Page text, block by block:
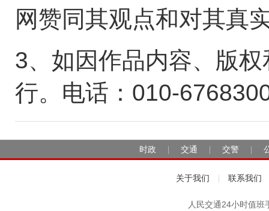
网赞同其观点和对其真
3、如因作品内容、版
行。电话：010-
时政 交通 交警
关于我们 联系我们
人民交通24小时值